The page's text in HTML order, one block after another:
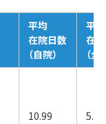
平均
在院日数
（自院）
平均
在
（全
10.99 5.09